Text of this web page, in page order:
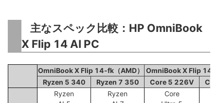
主なスペック比較：HP OmniBook
X Flip 14 AI PC
OmniBook X Flip 14-fk（AMD）
OmniBook X Flip 14-
Ryzen 5 340
Ryzen 7 350 Core 5 226V
Ryzen
Ryzen
Core